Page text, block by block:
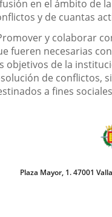
en el ámbito de
y de cuantas
y colaborar
fueren necesarias
objetivos de la
de conflictos,
a fines
Plaza Mayor, 1. 47001